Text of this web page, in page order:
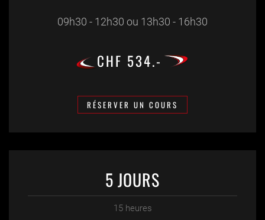
09h30 - 12h30 ou 13h30 - 16h30
CHF 534.-
RÉSERVER UN COURS
5 JOURS
15 heures